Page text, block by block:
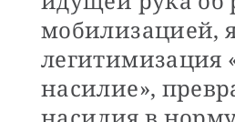
мобилизацией,
легитимизация
насилие»,